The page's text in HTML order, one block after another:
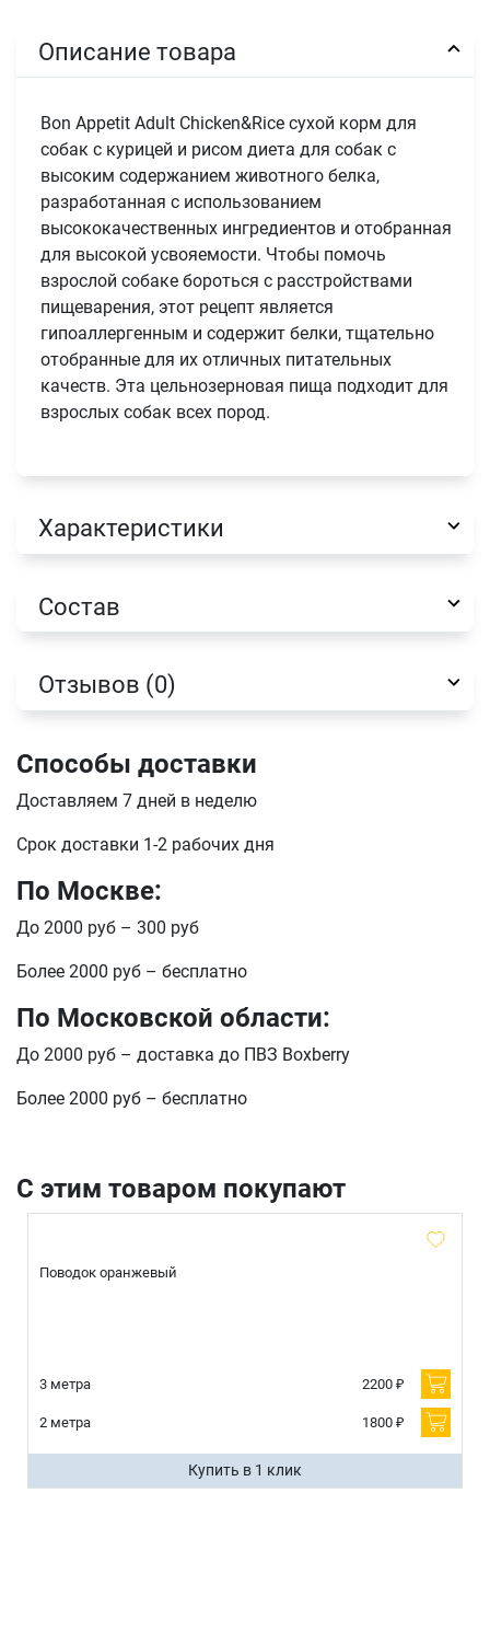
Описание товара
Bon Appetit Adult Chicken&Rice сухой корм для
собак с курицей и рисом диета для собак с
высоким содержанием животного белка,
разработанная с использованием
высококачественных ингредиентов и отобранная
для высокой усвояемости. Чтобы помочь
взрослой собаке бороться с расстройствами
пищеварения, этот рецепт является
гипоаллергенным и содержит белки, тщательно
отобранные для их отличных питательных
качеств. Эта цельнозерновая пища подходит для
взрослых собак всех пород.
Характеристики
Состав
Отзывов (0)
Способы доставки
Доставляем 7 дней в неделю
Срок доставки 1-2 рабочих дня
По Москве:
До 2000 руб – 300 руб
Более 2000 руб – бесплатно
По Московской области:
До 2000 руб – доставка до ПВЗ Boxberry
Более 2000 руб – бесплатно
С этим товаром покупают
Поводок оранжевый
3 метра 2200 ₽
2 метра 1800 ₽
Купить в 1 клик
Оформить заказ
Телефон
E-mail